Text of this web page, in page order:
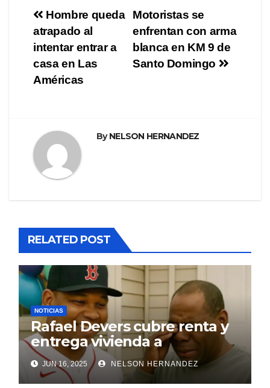
Navegación
de
entradas
Motoristas se
enfrentan con arma
blanca en KM 9 de
Santo Domingo
Hombre queda
atrapado al
intentar entrar a
casa en Las
Américas
ByNELSON HERNANDEZ
RELATED POST
NOTICIAS
Rafael Devers cubre renta y
entrega vivienda a
exentrenador en RD
JUN 16, 2025 NELSON HERNANDEZ